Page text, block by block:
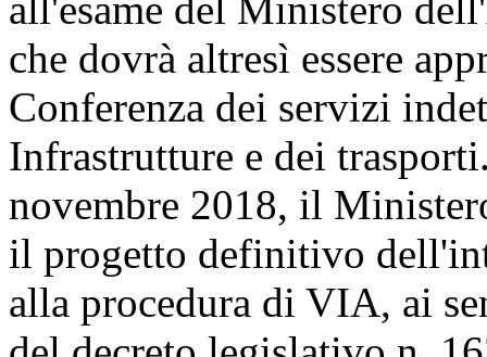
che dovrà altresì essere
Conferenza dei servizi
Infrastrutture e dei
novembre 2018, il
il progetto definitivo
alla procedura di VIA, ai